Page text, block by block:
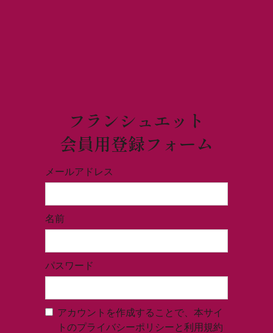
フランシュエット
会員用登録フォーム
メールアドレス
名前
パスワード
アカウントを作成することで、本サイ
トのプライバシーポリシーと利用規約